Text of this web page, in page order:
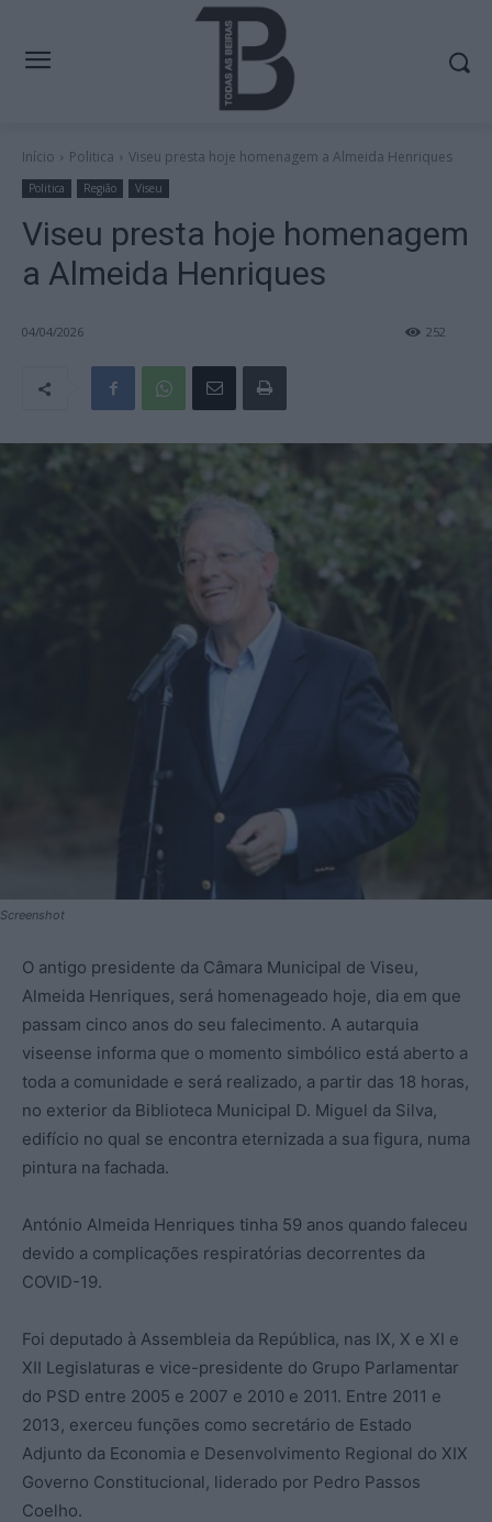
Início Politica Viseu presta hoje homenagem a Almeida Henriques
Politica Região Viseu
Viseu presta hoje homenagem
a Almeida Henriques
04/04/2026 252
Screenshot
O antigo presidente da Câmara Municipal de Viseu,
Almeida Henriques, será homenageado hoje, dia em que
passam cinco anos do seu falecimento. A autarquia
viseense informa que o momento simbólico está aberto a
toda a comunidade e será realizado, a partir das 18 horas,
no exterior da Biblioteca Municipal D. Miguel da Silva,
edifício no qual se encontra eternizada a sua figura, numa
pintura na fachada.
António Almeida Henriques tinha 59 anos quando faleceu
devido a complicações respiratórias decorrentes da
COVID-19.
Foi deputado à Assembleia da República, nas IX, X e XI e
XII Legislaturas e vice-presidente do Grupo Parlamentar
do PSD entre 2005 e 2007 e 2010 e 2011. Entre 2011 e
2013, exerceu funções como secretário de Estado
Adjunto da Economia e Desenvolvimento Regional do XIX
Governo Constitucional, liderado por Pedro Passos
Coelho.